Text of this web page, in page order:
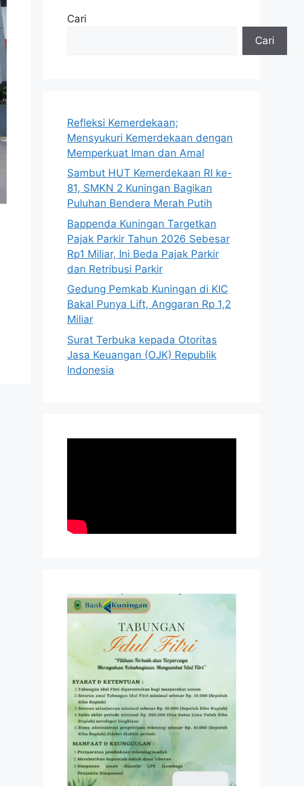
Cari
Cari
Refleksi Kemerdekaan;
Mensyukuri Kemerdekaan dengan
Memperkuat Iman dan Amal
Sambut HUT Kemerdekaan RI ke-
81, SMKN 2 Kuningan Bagikan
Puluhan Bendera Merah Putih
Bappenda Kuningan Targetkan
Pajak Parkir Tahun 2026 Sebesar
Rp1 Miliar, Ini Beda Pajak Parkir
dan Retribusi Parkir
Gedung Pemkab Kuningan di KIC
Bakal Punya Lift, Anggaran Rp 1,2
Miliar
Surat Terbuka kepada Otoritas
Jasa Keuangan (OJK) Republik
Indonesia